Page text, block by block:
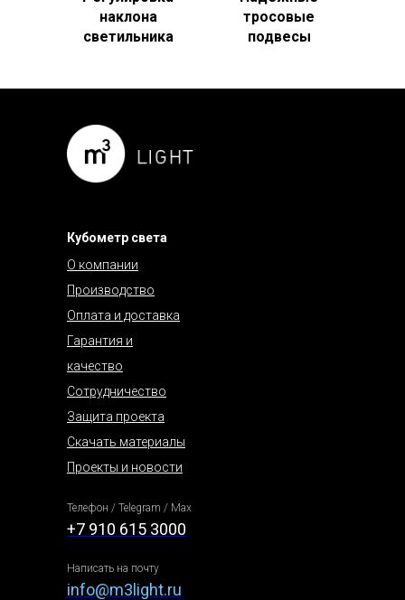
тросовые
подвесы
наклона
светильника
О компании
Производство
Оплата и доставка
Гарантия и
качество
Сотрудничество
Защита проекта
Скачать материалы
Проекты и новости
Кубометр света
+7 910 615 3000
Телефон / Telegram / Max
info@m3light.ru
Написать на почту